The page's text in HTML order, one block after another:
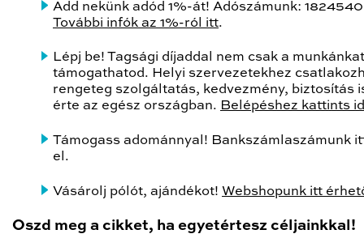
Add nekünk adód 1%-át! Adószámunk:
További infók az 1%-ról itt.
Lépj be! Tagsági díjaddal nem csak a munkánkat
támogathatod. Helyi szervezetekhez
rengeteg szolgáltatás, kedvezmény, biztosítás
érte az egész országban. Belépéshez kattints
Támogass adománnyal! Bankszámlaszámunk
el.
Vásárolj pólót, ajándékot! Webshopunk itt
Oszd meg a cikket, ha egyetértesz céljainkkal!